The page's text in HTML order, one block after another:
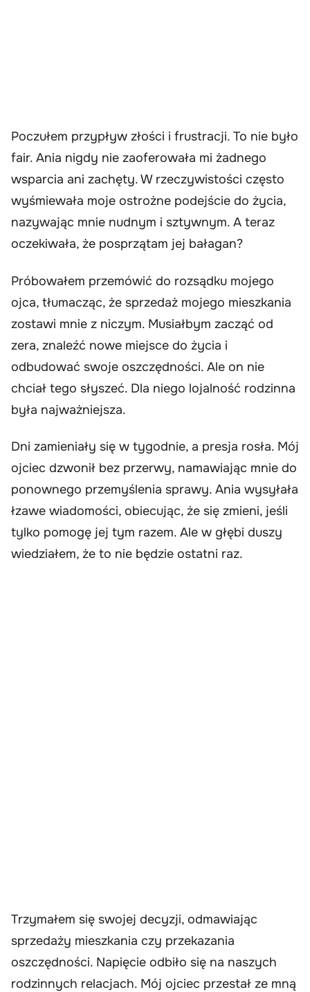
Poczułem przypływ złości i frustracji. To nie było
fair. Ania nigdy nie zaoferowała mi żadnego
wsparcia ani zachęty. W rzeczywistości często
wyśmiewała moje ostrożne podejście do życia,
nazywając mnie nudnym i sztywnym. A teraz
oczekiwała, że posprzątam jej bałagan?
Próbowałem przemówić do rozsądku mojego
ojca, tłumacząc, że sprzedaż mojego mieszkania
zostawi mnie z niczym. Musiałbym zacząć od
zera, znaleźć nowe miejsce do życia i
odbudować swoje oszczędności. Ale on nie
chciał tego słyszeć. Dla niego lojalność rodzinna
była najważniejsza.
Dni zamieniały się w tygodnie, a presja rosła. Mój
ojciec dzwonił bez przerwy, namawiając mnie do
ponownego przemyślenia sprawy. Ania wysyłała
łzawe wiadomości, obiecując, że się zmieni, jeśli
tylko pomogę jej tym razem. Ale w głębi duszy
wiedziałem, że to nie będzie ostatni raz.
Trzymałem się swojej decyzji, odmawiając
sprzedaży mieszkania czy przekazania
oszczędności. Napięcie odbiło się na naszych
rodzinnych relacjach. Mój ojciec przestał ze mną